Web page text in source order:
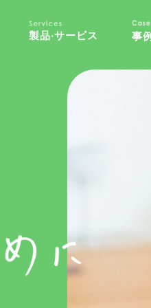
製品‧サービス 事